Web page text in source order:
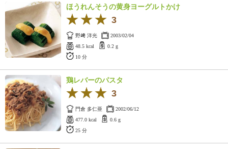
み
ん
の
き
う
の
料
」
ほうれんそうの黄身ヨーグルトかけ
3
野﨑 洋光
2003/02/04
48.5 kcal
0.2 g
10 分
鶏レバーのパスタ
3
門倉 多仁亜
2002/06/12
477.0 kcal
0.6 g
25 分